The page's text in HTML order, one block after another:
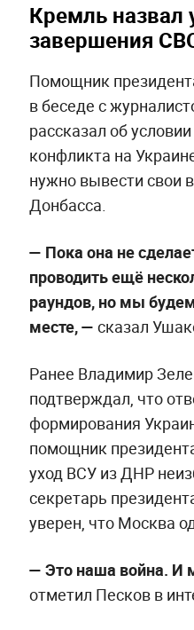
Кремль назвал
завершения
Помощник
в беседе с
рассказал об
конфликта на
нужно вывести свои
Донбасса.
— Пока она не
проводить ещё
раундов, но мы
месте, — сказал
Ранее Владимир
подтверждал, что
формирования
помощник
уход ВСУ из ДНР
секретарь
уверен, что Москва
— Это наша война. И
отметил Песков в